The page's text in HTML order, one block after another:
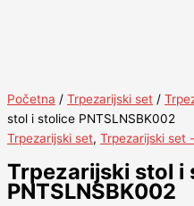
Početna / Trpezarijski set /
stol i stolice PNTSLNSBK002
Trpezarijski set, Trpezarijski set
Trpezarijski stol i
PNTSLNSBK002